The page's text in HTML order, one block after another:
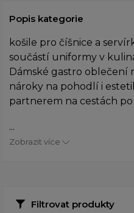
Popis kategorie
košile pro číšnice a
součástí uniformy v
Dámské gastro oblečení
nároky na pohodlí i
partnerem na cestách
...
Zobrazit více
Filtrovat produkty